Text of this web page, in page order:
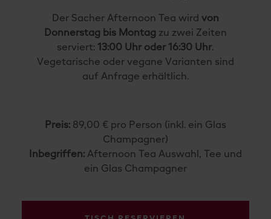
Der Sacher Afternoon Tea wird von
Donnerstag bis Montag zu zwei Zeiten
serviert: 13:00 Uhr oder 16:30 Uhr.
Vegetarische oder vegane Varianten sind
auf Anfrage erhältlich.
Preis:89,00 € pro Person (inkl. ein Glas
Champagner)
Inbegriffen:Afternoon Tea Auswahl, Tee und
ein Glas Champagner